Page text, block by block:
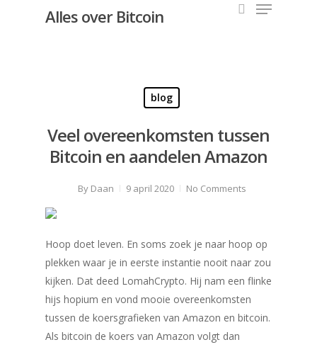
Hit enter to search or ESC to close
Alles over Bitcoin
blog
Veel overeenkomsten tussen
Bitcoin en aandelen Amazon
By Daan 9 april 2020 No Comments
Hoop doet leven. En soms zoek je naar hoop op
plekken waar je in eerste instantie nooit naar zou
kijken. Dat deed LomahCrypto. Hij nam een flinke
hijs hopium en vond mooie overeenkomsten
tussen de koersgrafieken van Amazon en bitcoin.
Als bitcoin de koers van Amazon volgt dan